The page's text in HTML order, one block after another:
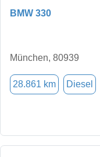
BMW 330
München, 80939
28.861 km Diesel